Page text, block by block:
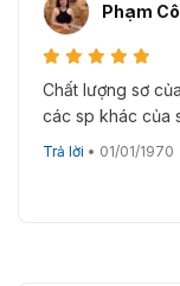
Phạm
Chất lượng sơ
các sp khác của
Trả lời • 01/01/1970